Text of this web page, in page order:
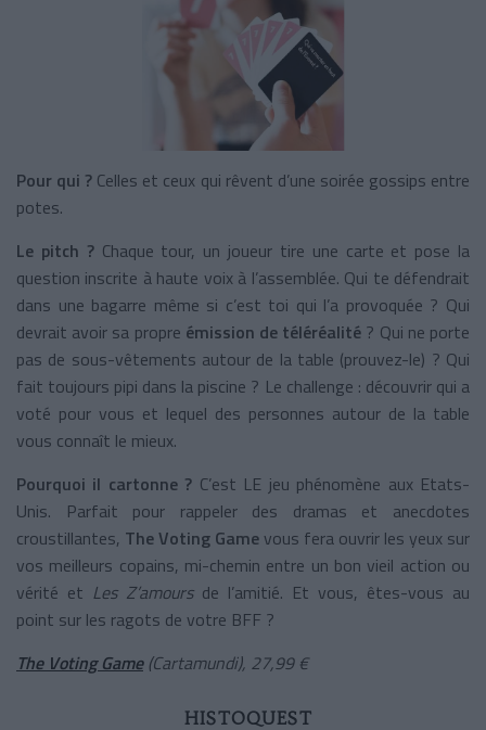
Pour qui ? Celles et ceux qui rêvent d’une soirée gossips entre
potes.
Le pitch ?Chaque tour, un joueur tire une carte et pose la
question inscrite à haute voix à l’assemblée. Qui te défendrait
dans une bagarre même si c’est toi qui l’a provoquée ? Qui
devrait avoir sa propre émission de téléréalité ? Qui ne porte
pas de sous-vêtements autour de la table (prouvez-le) ? Qui
fait toujours pipi dans la piscine ? Le challenge : découvrir qui a
voté pour vous et lequel des personnes autour de la table
vous connaît le mieux.
Pourquoi il cartonne ? C’est LE jeu phénomène aux Etats-
Unis. Parfait pour rappeler des dramas et anecdotes
croustillantes, The Voting Gamevous fera ouvrir les yeux sur
vos meilleurs copains, mi-chemin entre un bon vieil action ou
vérité et Les Z’amoursde l’amitié. Et vous, êtes-vous au
point sur les ragots de votre BFF ?
The Voting Game(Cartamundi), 27,99 €
HISTOQUEST